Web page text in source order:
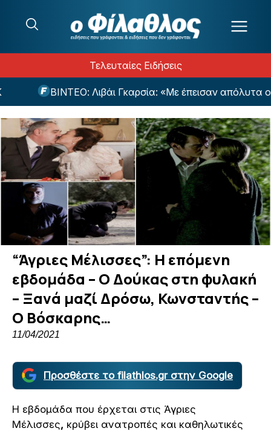
Τελευταίες Ειδήσεις
Λιβάι Γκαρσία: «Με έπεισαν απόλυτα ο Νίστρουπ και
“Άγριες Μέλισσες”: Η επόμενη
εβδομάδα – Ο Δούκας στη φυλακή
– Ξανά μαζί Δρόσω, Κωνσταντής –
Ο Βόσκαρης…
11/04/2021
Προσθέστε το filathlos.gr στην Google
Η εβδομάδα που έρχεται στις Άγριες
Μέλισσες, κρύβει ανατροπές και καθηλωτικές